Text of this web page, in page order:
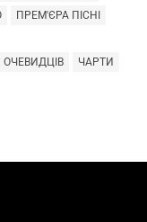
ПРЕМ'ЄРА ПІСНІ
ОЧЕВИДЦІВ
ЧАРТИ